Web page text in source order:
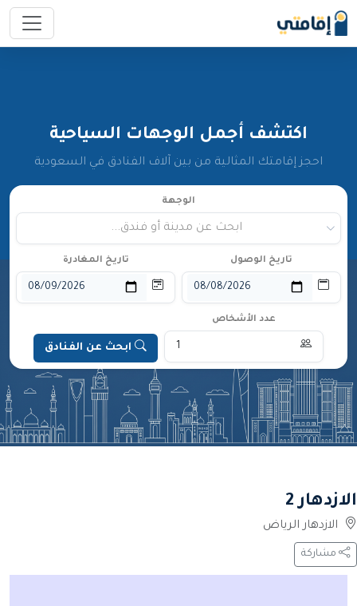
اكتشف أجمل الوجهات السياحية
احجز إقامتك المثالية من بين آلاف الفنادق في السعودية
الوجهة
ابحث عن مدينة أو فندق...
تاريخ الوصول تاريخ المغادرة
عدد الأشخاص
ابحث عن الفنادق
الازدهار 2
الازدهار الرياض
مشاركة